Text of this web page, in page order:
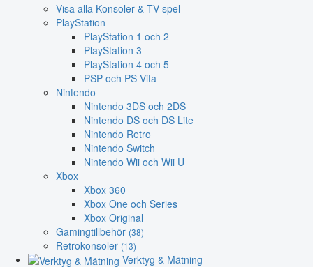
Visa alla Konsoler & TV-spel
PlayStation
PlayStation 1 och 2
PlayStation 3
PlayStation 4 och 5
PSP och PS Vita
Nintendo
Nintendo 3DS och 2DS
Nintendo DS och DS Lite
Nintendo Retro
Nintendo Switch
Nintendo Wii och Wii U
Xbox
Xbox 360
Xbox One och Series
Xbox Original
Gamingtillbehör (38)
Retrokonsoler (13)
Verktyg & Mätning